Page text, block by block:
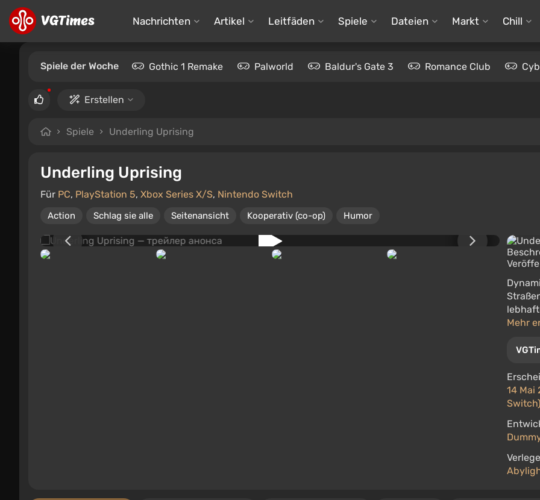
Nachrichten Artikel Leitfäden Spiele Dateien Markt Chill
Spiele der Woche Gothic 1 Remake Palworld Baldur's Gate 3 Romance Club
Erstellen
Spiele Underling Uprising
Underling Uprising
Für PC, PlayStation 5, Xbox Series X/S, Nintendo Switch
Action Schlag sie alle Seitenansicht Kooperativ (co-op) Humor
Mehr
14 Mai